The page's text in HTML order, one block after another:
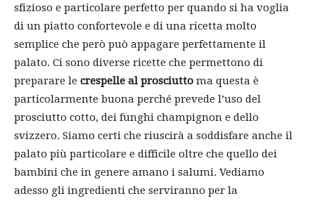
sfizioso e particolare perfetto per quando si ha voglia
di un piatto confortevole e di una ricetta molto
semplice che però può appagare perfettamente il
palato. Ci sono diverse ricette che permettono di
preparare le crespelle al prosciutto ma questa è
particolarmente buona perché prevede l’uso del
prosciutto cotto, dei funghi champignon e dello
svizzero.​ Siamo certi che riuscirà a soddisfare anche il
palato più particolare e difficile oltre che quello dei
bambini che in genere amano i salumi. Vediamo
adesso gli ingredienti che serviranno per la